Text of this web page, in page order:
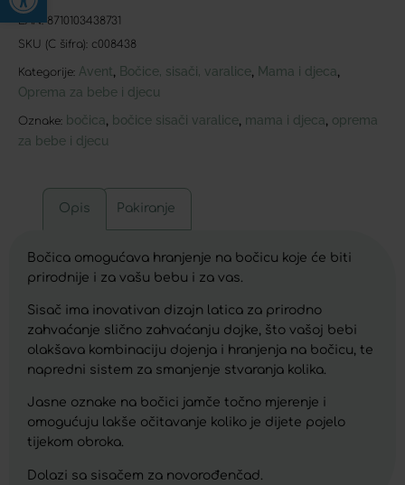
EAN:8710103438731
SKU (C šifra): c008438
Kategorije: Avent, Bočice, sisači, varalice, Mama i djeca,
Oprema za bebe i djecu
Oznake: bočica, bočice sisači varalice, mama i djeca, oprema
za bebe i djecu
Opis Pakiranje
Bočica omogućava hranjenje na bočicu koje će biti
prirodnije i za vašu bebu i za vas.
Sisač ima inovativan dizajn latica za prirodno
zahvaćanje slično zahvaćanju dojke, što vašoj bebi
olakšava kombinaciju dojenja i hranjenja na bočicu, te
napredni sistem za smanjenje stvaranja kolika.
Jasne oznake na bočici jamče točno mjerenje i
omogućuju lakše očitavanje koliko je dijete pojelo
tijekom obroka.
Dolazi sa sisačem za novorođenčad.